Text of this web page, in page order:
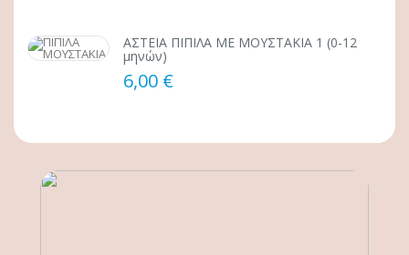
ΑΣΤΕΙΑ ΠΙΠΙΛΑ ΜΕ ΜΟΥΣΤΑΚΙΑ 1 (0-12
μηνών)
6,00 €